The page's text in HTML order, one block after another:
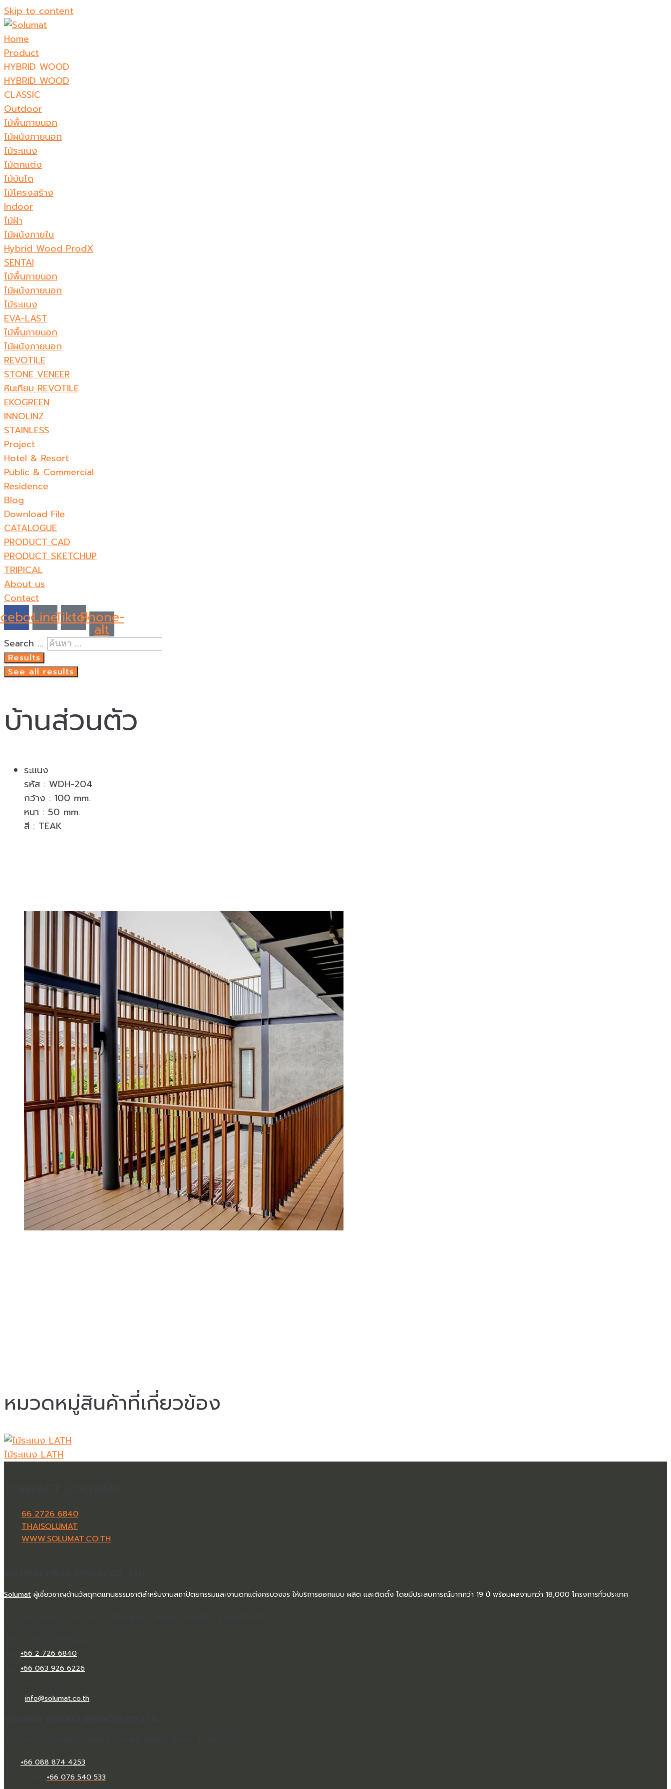
Skip to content
Home
Product
HYBRID WOOD
HYBRID WOOD
CLASSIC
Outdoor
ไม้พื้นภายนอก
ไม้ผนังภายนอก
ไม้ระแนง
ไม้ตกแต่ง
ไม้บันได
ไม้โครงสร้าง
Indoor
ไม้ฝ้า
ไม้ผนังภายใน
Hybrid Wood ProdX
SENTAI
ไม้พื้นภายนอก
ไม้ผนังภายนอก
ไม้ระแนง
EVA-LAST
ไม้พื้นภายนอก
ไม้ผนังภายนอก
REVOTILE
STONE VENEER​
หินเทียม REVOTILE​
EKOGREEN
INNOLINZ
STAINLESS
Project
Hotel & Resort
Public & Commercial
Residence
Blog
Download File
CATALOGUE
PRODUCT CAD
PRODUCT SKETCHUP
TRIPICAL
About us
Contact
LineTiktokPhone-
alt
Search ...
Results
See all results
บ้านส่วนตัว
ระเเนง
รหัส : WDH-204
กว้าง : 100 mm.
หนา : 50 mm.
สี : TEAK
หมวดหมู่สินค้าที่เกี่ยวข้อง
ไม้ระแนง LATH
66 2726 6840
THAISOLUMAT
WWW.SOLUMAT.CO.TH
Solumat ผู้เชี่ยวชาญด้านวัสดุทดแทนธรรมชาติสำหรับงานสถาปัตยกรรมและงานตกแต่งครบวงจร ให้บริการออกแบบ ผลิต และติดตั้ง โดยมีประสบการณ์มากกว่า 19 ปี พร้อมผลงานกว่า 18,000 โครงการทั่วประเทศ
+66 2 726 6840
+66 063 926 6226
info@solumat.co.th
+66 088 874 4253
+66 076 540 533